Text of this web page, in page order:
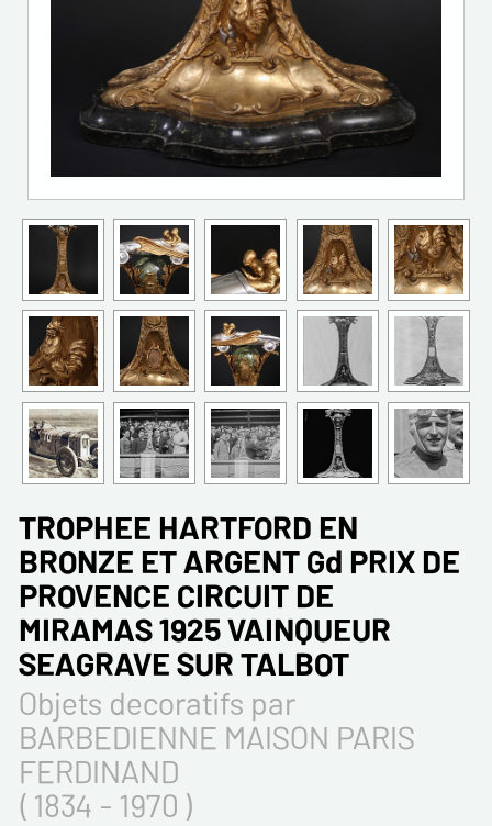
TROPHEE HARTFORD EN
BRONZE ET ARGENT Gd PRIX DE
PROVENCE CIRCUIT DE
MIRAMAS 1925 VAINQUEUR
SEAGRAVE SUR TALBOT
Objets decoratifs par
BARBEDIENNE MAISON PARIS
FERDINAND
( 1834 - 1970 )